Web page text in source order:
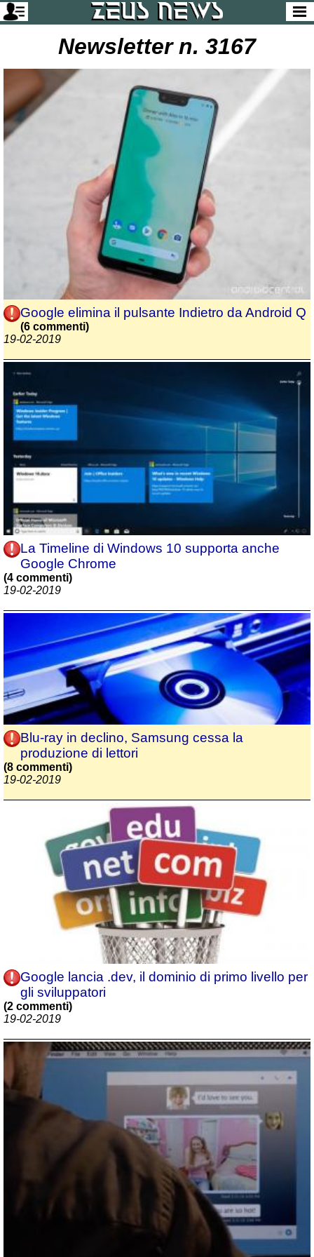
Newsletter n. 3167
Google elimina il pulsante Indietro da Android Q
(6 commenti)
19-02-2019
La Timeline di Windows 10 supporta anche
Google Chrome
(4 commenti)
19-02-2019
Blu-ray in declino, Samsung cessa la
produzione di lettori
(8 commenti)
19-02-2019
Google lancia .dev, il dominio di primo livello per
gli sviluppatori
(2 commenti)
19-02-2019